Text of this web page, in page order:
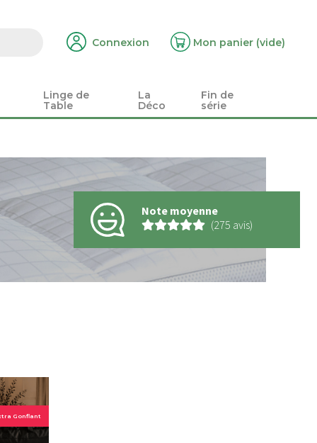
Connexion Mon panier (vide)
Linge de
Table
La
Déco
Fin de
série
Note moyenne
(275 avis)
Gonflant